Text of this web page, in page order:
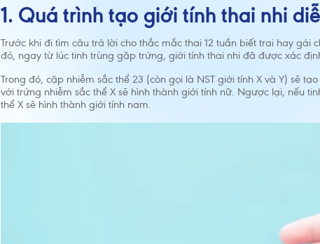
1. Quá trình tạo giới tính thai nhi
Trước khi đi tìm câu trả lời cho thắc mắc thai 12 tuần biết trai hay
đó, ngay từ lúc tinh trùng gặp trứng, giới tính thai nhi đã được xác
Trong đó, cặp nhiễm sắc thể 23 (còn gọi là NST giới tính X và Y) sẽ
với trứng nhiễm sắc thể X sẽ hình thành giới tính nữ. Ngược lại, nếu
thể X sẽ hình thành giới tính nam.